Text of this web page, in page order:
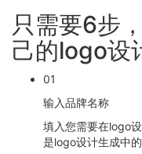
只需要6步
己的logo设
01
输入品牌名称
填入您需要在logo
是logo设计生成中的